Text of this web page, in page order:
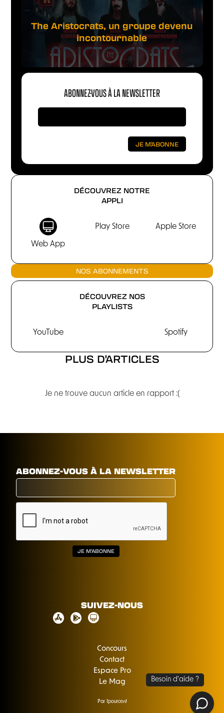
DÉCOUVREZ NOTRE
APPLI
Web App
Play Store Apple Store
NOS ABONNEMENTS
DÉCOUVREZ NOS
PLAYLISTS
YouTube Spotify
The Aristocrats, un groupe devenu
incontournable
ABONNEZ-VOUS À LA NEWSLETTER
PLUS D'ARTICLES
Je ne trouve aucun article en rapport :(
ABONNEZ-VOUS À LA NEWSLETTER
SUIVEZ-NOUS
Concours
Contact
Espace Pro
Le Mag
Par 1pourcent